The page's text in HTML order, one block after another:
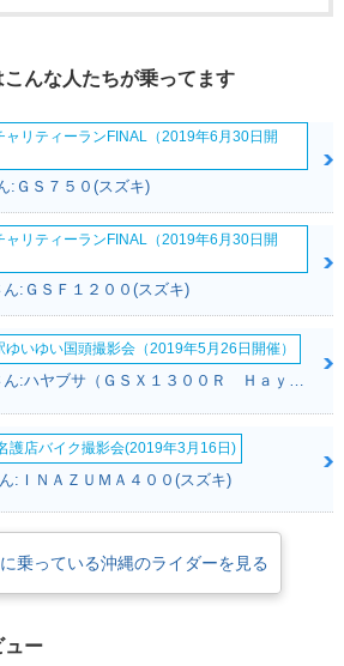
んな人たちが乗ってます
ャリティーランFINAL（2019年6月30日開
:ＧＳ７５０(スズキ)
ャリティーランFINAL（2019年6月30日開
ん:ＧＳＦ１２００(スズキ)
ゆいゆい国頭撮影会（2019年5月26日開催）
キノさん:ハヤブサ（ＧＳＸ１３００Ｒ Ｈａｙａｂｕｓａ）(スズキ)
護店バイク撮影会(2019年3月16日)
:ＩＮＡＺＵＭＡ４００(スズキ)
乗っている沖縄のライダーを見る
ュー